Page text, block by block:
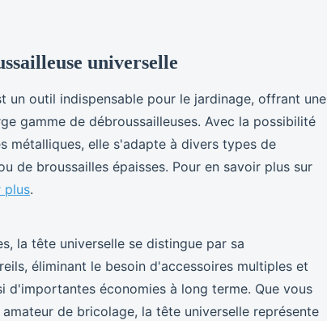
universelle
un outil indispensable pour le jardinage, offrant une
gamme de débroussailleuses. Avec la possibilité
métalliques, elle s'adapte à divers types de
de broussailles épaisses. Pour en savoir plus sur
plus.
la tête universelle se distingue par sa
éliminant le besoin d'accessoires multiples et
d'importantes économies à long terme. Que vous
de bricolage, la tête universelle représente